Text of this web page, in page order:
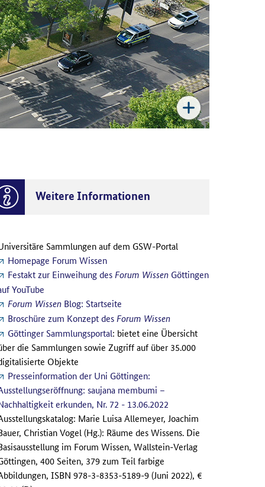
Weitere Informationen
Sammlungen auf dem GSW-Portal
Homepage Forum Wissen
Festakt zur Einweihung des Forum WissenGöttingen
YouTube
Forum WissenBlog: Startseite
Broschüre zum Konzept des Forum Wissen
Göttinger Sammlungsportal: bietet eine Übersicht
die Sammlungen sowie Zugriff auf über 35.000
Objekte
Presseinformation der Uni Göttingen:
saujana membumi –
erkunden, Nr. 72 - 13.06.2022
Marie Luisa Allemeyer, Joachim
Christian Vogel (Hg.): Räume des Wissens. Die
im Forum Wissen, Wallstein-Verlag
400 Seiten, 379 zum Teil farbige
ISBN 978-3-8353-5189-9 (Juni 2022), €